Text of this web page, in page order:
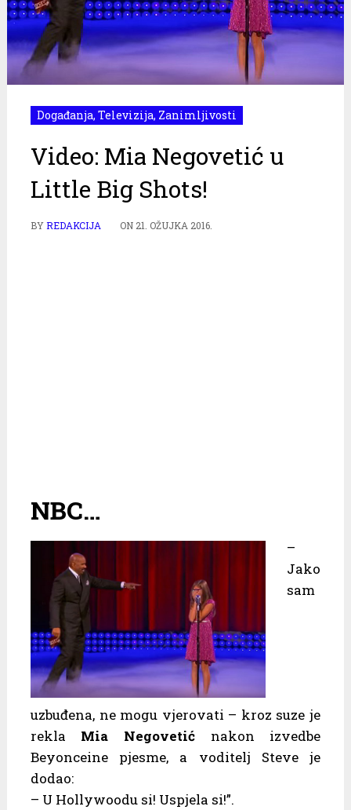
Događanja, Televizija, Zanimljivosti
Video: Mia Negovetić u
Little Big Shots!
BYREDAKCIJA ON 21. OŽUJKA 2016.
NBC…
–
Jako
sam
uzbuđena, ne mogu vjerovati – kroz suze je
rekla Mia Negovetić nakon izvedbe
Beyonceine pjesme, a voditelj Steve je
dodao:
– U Hollywoodu si! Uspjela si!”.